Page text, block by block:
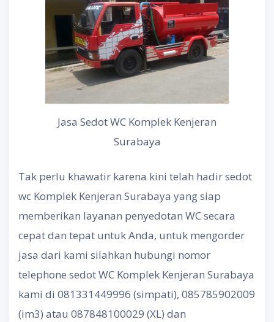
Jasa Sedot WC Komplek Kenjeran
Surabaya
Tak perlu khawatir karena kini telah hadir sedot
wc Komplek Kenjeran Surabaya yang siap
memberikan layanan penyedotan WC secara
cepat dan tepat untuk Anda, untuk mengorder
jasa dari kami silahkan hubungi nomor
telephone sedot WC Komplek Kenjeran Surabaya
kami di 081331449996 (simpati), 085785902009
(im3) atau 087848100029 (XL) dan